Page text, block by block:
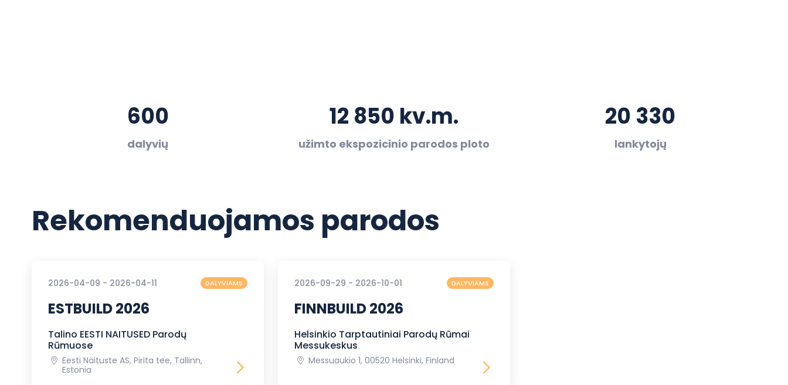
600
dalyvių
12 850 kv.m.
užimto ekspozicinio parodos ploto
20 330
lankytojų
Rekomenduojamos parodos
2026-04-09 - 2026-04-11 DALYVIAMS
ESTBUILD 2026
Talino EESTI NAITUSED Parodų
Rūmuose
Eesti Näituste AS, Pirita tee, Tallinn,
Estonia
2026-09-29 - 2026-10-01 DALYVIAMS
FINNBUILD 2026
Helsinkio Tarptautiniai Parodų Rūmai
Messukeskus
Messuaukio 1, 00520 Helsinki, Finland